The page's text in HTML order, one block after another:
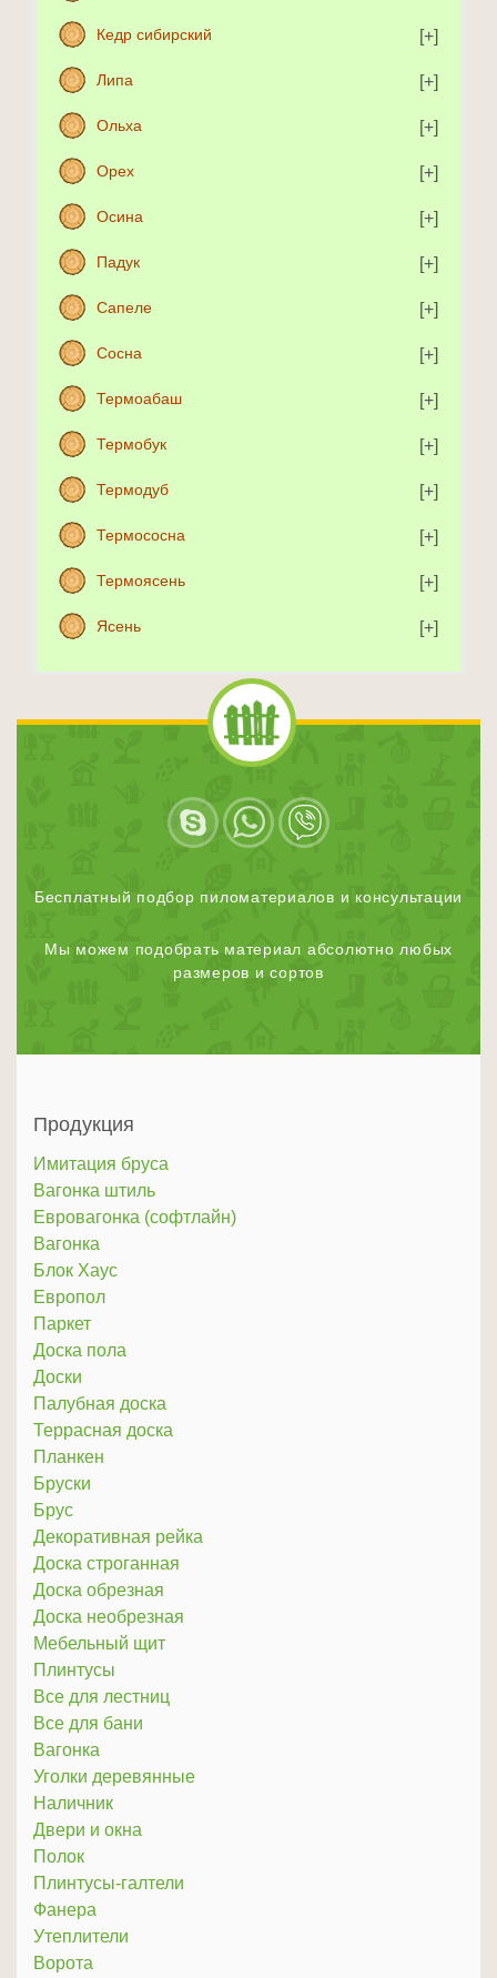
Кедр сибирский
Липа
Ольха
Орех
Осина
Падук
Сапеле
Сосна
Термоабаш
Термобук
Термодуб
Термососна
Термоясень
Ясень
Бесплатный подбор пиломатериалов и консультации
Мы можем подобрать материал абсолютно любых
размеров и сортов
Продукция
Имитация бруса
Вагонка штиль
Евровагонка (софтлайн)
Вагонка
Блок Хаус
Европол
Паркет
Доска пола
Доски
Палубная доска
Террасная доска
Планкен
Бруски
Брус
Декоративная рейка
Доска строганная
Доска обрезная
Доска необрезная
Мебельный щит
Плинтусы
Все для лестниц
Все для бани
Вагонка
Уголки деревянные
Наличник
Двери и окна
Полок
Плинтусы-галтели
Фанера
Утеплители
Ворота